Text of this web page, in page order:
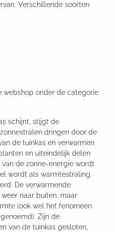
Verschillende soorten
webshop onder de categorie
schijnt, stijgt de
dringen door de
de tuinkas en verwarmen
en uiteindelijk delen
de zonne-energie wordt
wordt als warmtestraling
De verwarmende
naar buiten, maar
(ook wel het fenomeen
Zijn de
van de tuinkas gesloten,